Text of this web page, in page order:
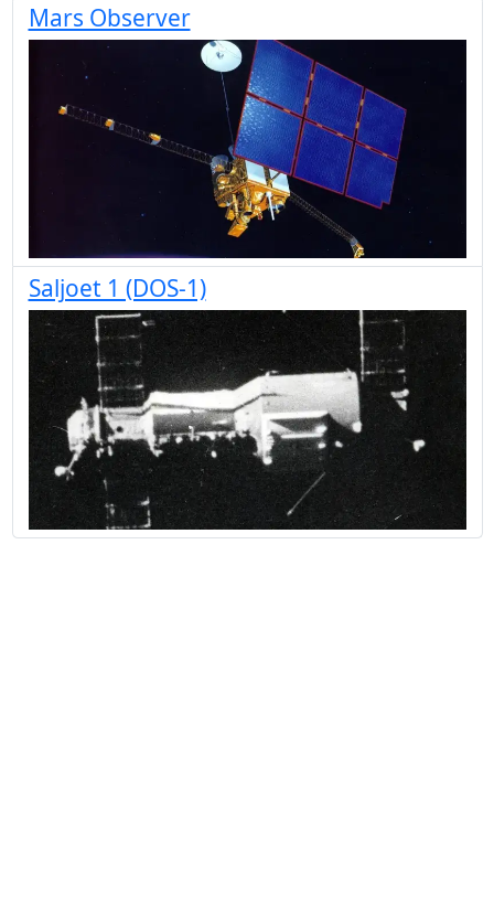
Mars Observer
Saljoet 1 (DOS-1)